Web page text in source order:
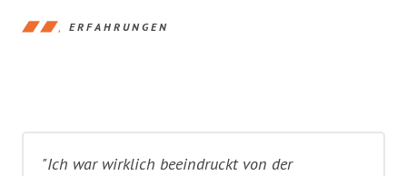
ERFAHRUNGEN
"Ich war wirklich beeindruckt von der